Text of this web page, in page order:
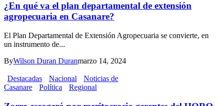
¿En qué va el plan departamental de extensión
agropecuaria en Casanare?
El Plan Departamental de Extensión Agropecuaria se convierte, en
un instrumento de...
ByWilson Duran Duranmarzo 14, 2024
Destacadas Nacional
Noticias de
Casanare
Política Regional